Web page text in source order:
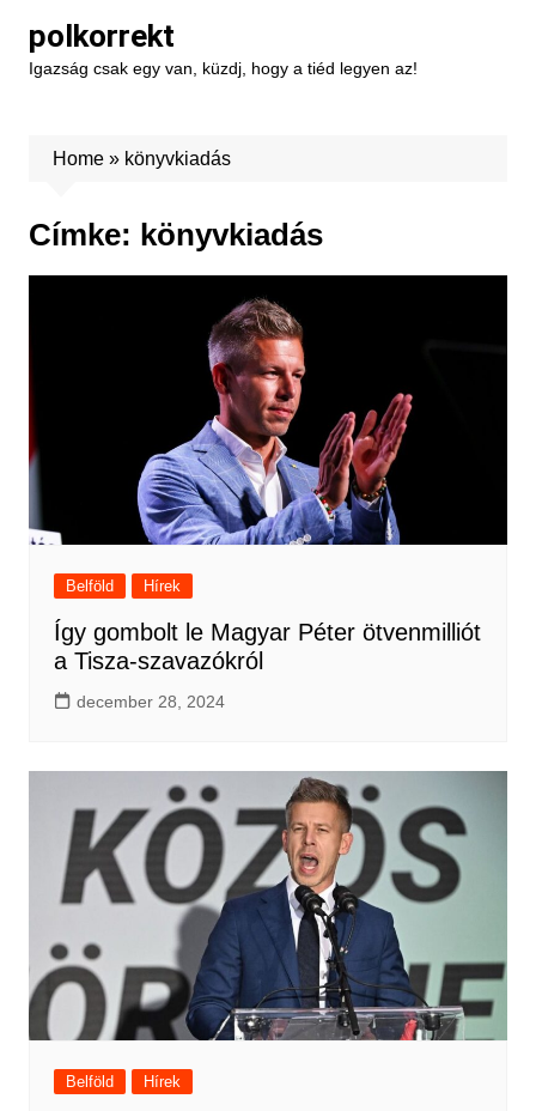
content
polkorrekt
Igazság csak egy van, küzdj, hogy a tiéd legyen az!
Home» könyvkiadás
Címke: könyvkiadás
Belföld Hírek
Így gombolt le Magyar Péter ötvenmilliót
a Tisza-szavazókról
december 28, 2024
Belföld Hírek